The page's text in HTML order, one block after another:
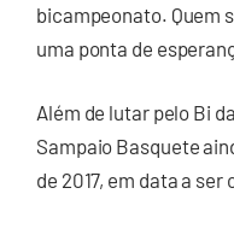
bicampeonato. Quem
uma ponta de
Além de lutar pelo Bi
Sampaio Basquete
de 2017, em data a